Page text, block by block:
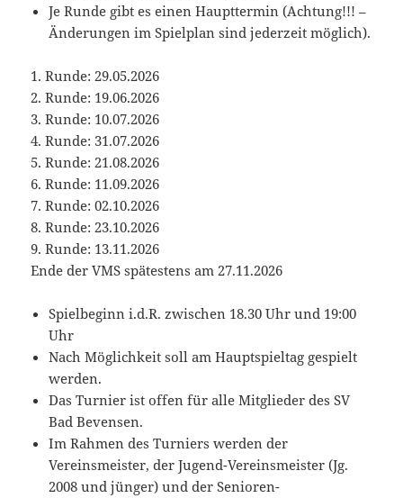
Je Runde gibt es einen Haupttermin (Achtung!!! –
Änderungen im Spielplan sind jederzeit möglich).
1. Runde: 29.05.2026
2. Runde: 19.06.2026
3. Runde: 10.07.2026
4. Runde: 31.07.2026
5. Runde: 21.08.2026
6. Runde: 11.09.2026
7. Runde: 02.10.2026
8. Runde: 23.10.2026
9. Runde: 13.11.2026
Ende der VMS spätestens am 27.11.2026
Spielbeginn i.d.R. zwischen 18.30 Uhr und 19:00
Uhr
Nach Möglichkeit soll am Hauptspieltag gespielt
werden.
Das Turnier ist offen für alle Mitglieder des SV
Bad Bevensen.
Im Rahmen des Turniers werden der
Vereinsmeister, der Jugend-Vereinsmeister (Jg.
2008 und jünger) und der Senioren-